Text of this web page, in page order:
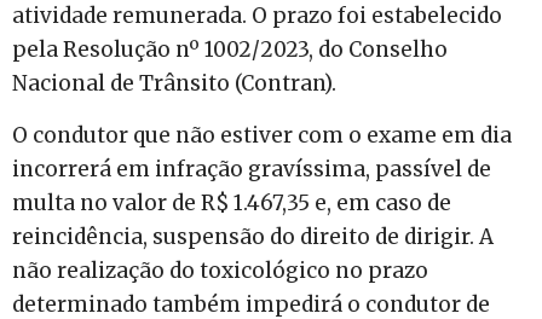
atividade remunerada. O prazo foi estabelecido
pela Resolução nº 1002/2023, do Conselho
Nacional de Trânsito (Contran).
O condutor que não estiver com o exame em dia
incorrerá em infração gravíssima, passível de
multa no valor de R$ 1.467,35 e, em caso de
reincidência, suspensão do direito de dirigir. A
não realização do toxicológico no prazo
determinado também impedirá o condutor de